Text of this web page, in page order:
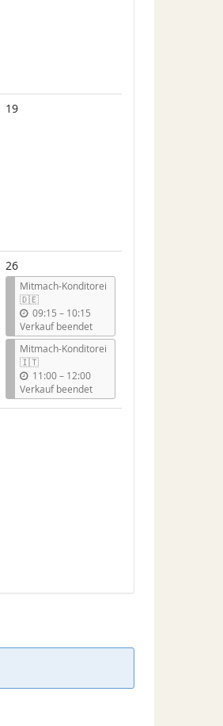
19Keine
26
Mitmach-Konditorei
🇩🇪
09:15 –b
i
s
10:15
Verkauf beendet
Mitmach-Konditorei
🇮🇹
11:00–b
i
s
12:00
Verkauf beendet